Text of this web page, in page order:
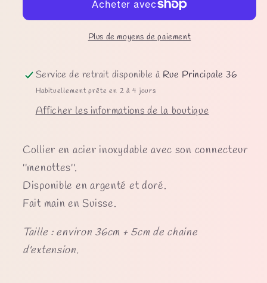
Plus de moyens de paiement
Service de retrait disponible à Rue Principale 36
Habituellement prête en 2 à 4 jours
Afficher les informations de la boutique
Collier en acier inoxydable avec son connecteur
''menottes''.
Disponible en argenté et doré.
Fait main en Suisse.
Taille : environ 36cm + 5cm de chaine
d'extension.